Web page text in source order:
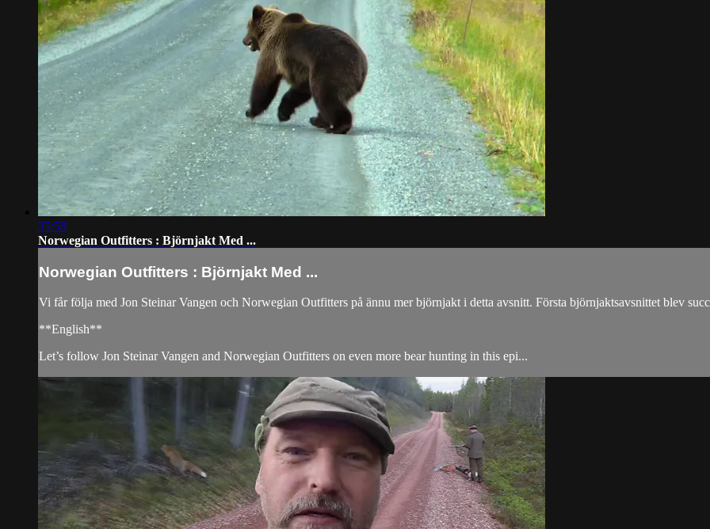
35:58
Norwegian Outfitters : Björnjakt Med ...
Norwegian Outfitters : Björnjakt Med ...
Vi får följa med Jon Steinar Vangen och Norwegian Outfitters på ännu mer björnjakt i detta avsnitt. Första björnjaktsavsnittet blev
**English**
Let’s follow Jon Steinar Vangen and Norwegian Outfitters on even more bear hunting in this epi...